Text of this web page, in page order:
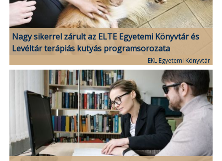
Nagy sikerrel zárult az ELTE Egyetemi Könyvtár és
Levéltár terápiás kutyás programsorozata
EKL Egyetemi Könyvtár